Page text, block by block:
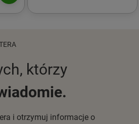
którzy
i otrzymuj informacje o